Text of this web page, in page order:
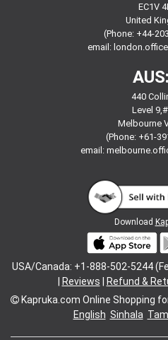
EC1V
United
(Phone: +44-
email:
AUS:
440
Level
Melbourne
(Phone: +61-
email:
Download
USA/Canada: +1-888-502-5244
Reviews Refund &
Kapruka.com Online Shopping
English Sinhala